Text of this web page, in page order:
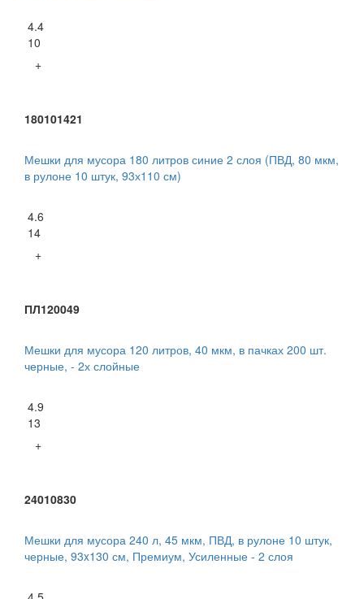
4.4
10
+
180101421
Мешки для мусора 180 литров синие 2 слоя (ПВД, 80 мкм,
в рулоне 10 штук, 93х110 см)
4.6
14
+
ПЛ120049
Мешки для мусора 120 литров, 40 мкм, в пачках 200 шт.
черные, - 2х слойные
4.9
13
+
24010830
Мешки для мусора 240 л, 45 мкм, ПВД, в рулоне 10 штук,
черные, 93x130 см, Премиум, Усиленные - 2 слоя